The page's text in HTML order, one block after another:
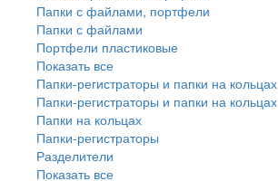
Папки с файлами, портфели
Папки с файлами
Портфели пластиковые
Показать все
Папки-регистраторы и папки на кольцах
Папки-регистраторы и папки на кольцах
Папки на кольцах
Папки-регистраторы
Разделители
Показать все